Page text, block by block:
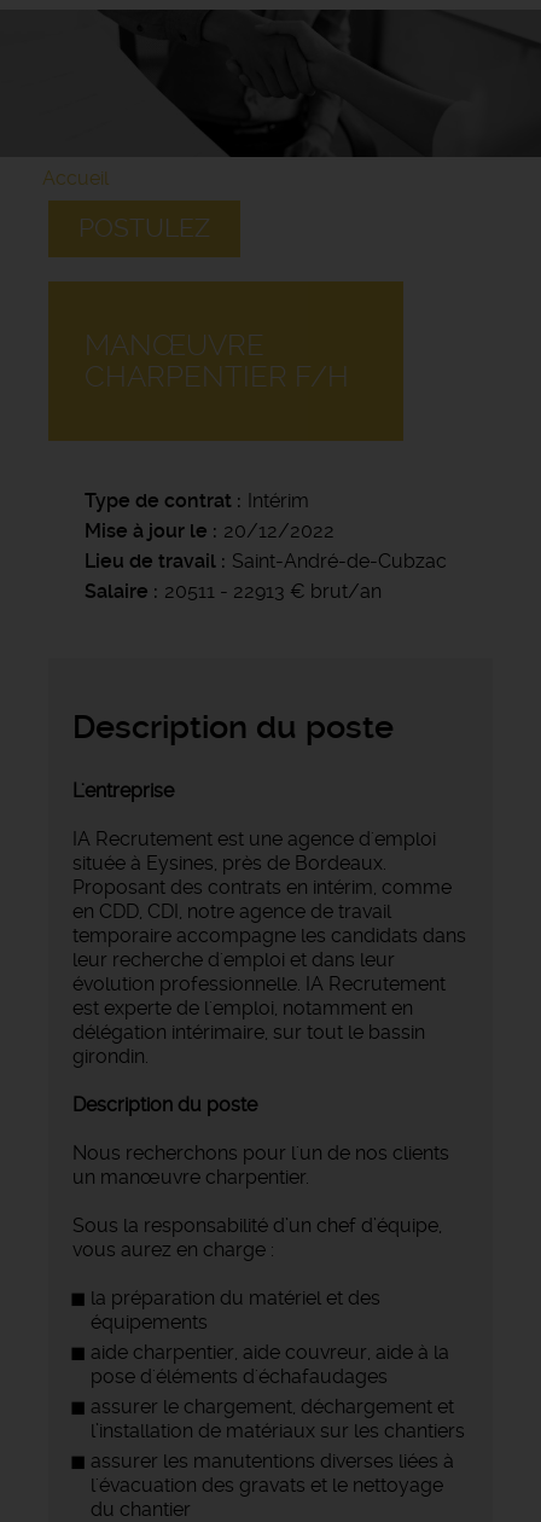
Accueil
POSTULEZ
MANŒUVRE
CHARPENTIER F/H
Type de contrat
Intérim
Mise à jour le
20/12/2022
Lieu de travail
Saint-André-de-Cubzac
Salaire
20511 - 22913 € brut/an
Description du poste
L'entreprise
IA Recrutement est une agence d'emploi
située à Eysines, près de Bordeaux.
Proposant des contrats en intérim, comme
en CDD, CDI, notre agence de travail
temporaire accompagne les candidats dans
leur recherche d'emploi et dans leur
évolution professionnelle. IA Recrutement
est experte de l'emploi, notamment en
délégation intérimaire, sur tout le bassin
girondin.
Description du poste
Nous recherchons pour l'un de nos clients
un manœuvre charpentier.
Sous la responsabilité d’un chef d’équipe,
vous aurez en charge :
la préparation du matériel et des
équipements
aide charpentier, aide couvreur, aide à la
pose d'éléments d'échafaudages
assurer le chargement, déchargement et
l’installation de matériaux sur les chantiers
assurer les manutentions diverses liées à
l'évacuation des gravats et le nettoyage
du chantier